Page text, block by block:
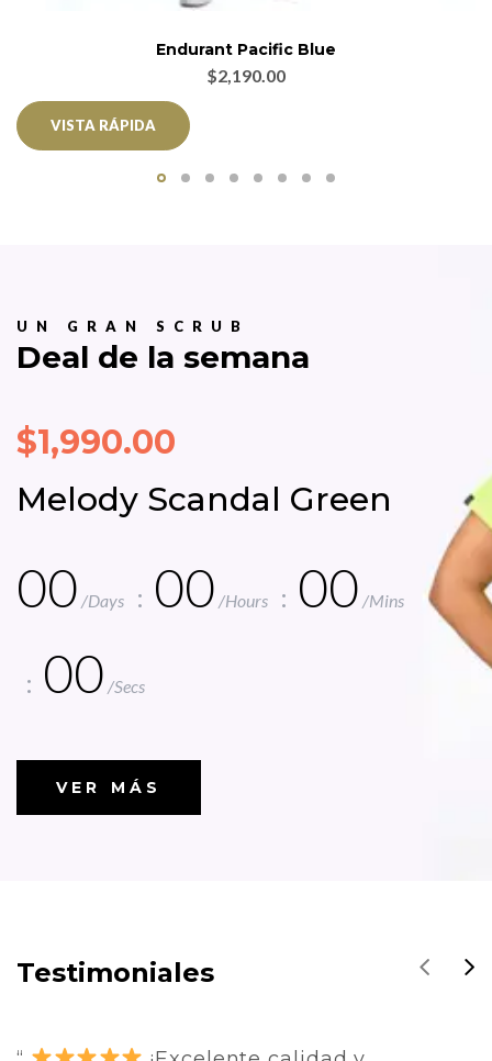
Endurant Pacific Blue
$2,190.00
VISTA RÁPIDA
UN GRAN SCRUB
Deal de la semana
$1,990.00
Melody Scandal Green
00 /Days 00 /Hours 00 /Mins
00 /Secs
VER MÁS
Testimoniales